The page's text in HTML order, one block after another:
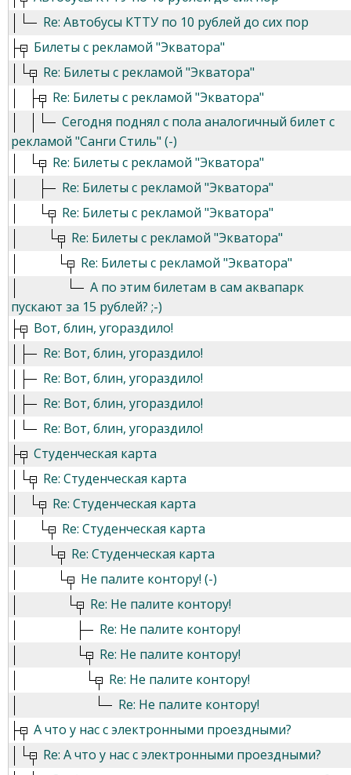
Re: Автобусы КТТУ по 10 рублей до сих пор
Билеты с рекламой "Экватора"
Re: Билеты с рекламой "Экватора"
Re: Билеты с рекламой "Экватора"
Сегодня поднял с пола аналогичный билет с
рекламой "Санги Стиль" (-)
Re: Билеты с рекламой "Экватора"
Re: Билеты с рекламой "Экватора"
Re: Билеты с рекламой "Экватора"
Re: Билеты с рекламой "Экватора"
Re: Билеты с рекламой "Экватора"
А по этим билетам в сам аквапарк
пускают за 15 рублей? ;-)
Вот, блин, угораздило!
Re: Вот, блин, угораздило!
Re: Вот, блин, угораздило!
Re: Вот, блин, угораздило!
Re: Вот, блин, угораздило!
Студенческая карта
Re: Студенческая карта
Re: Студенческая карта
Re: Студенческая карта
Re: Студенческая карта
Не палите контору! (-)
Re: Не палите контору!
Re: Не палите контору!
Re: Не палите контору!
Re: Не палите контору!
Re: Не палите контору!
А что у нас с электронными проездными?
Re: А что у нас с электронными проездными?